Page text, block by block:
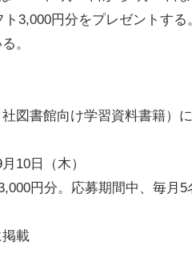
3,000円分をプレゼントする
。
図書館向け学習資料書籍）
10日（木）
円分。応募期間中、毎月5
載